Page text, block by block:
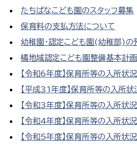
たちばなこども園のスタッフ募集
保育料の支払方法について
幼稚園・認定こども園(幼稚部)の
橘地域認定こども園整備基本計
【令和6年度】保育所等の入所状
【平成31年度】保育所等の入所
【令和3年度】保育所等の入所状
【令和4年度】保育所等の入所状
【令和5年度】保育所等の入所状